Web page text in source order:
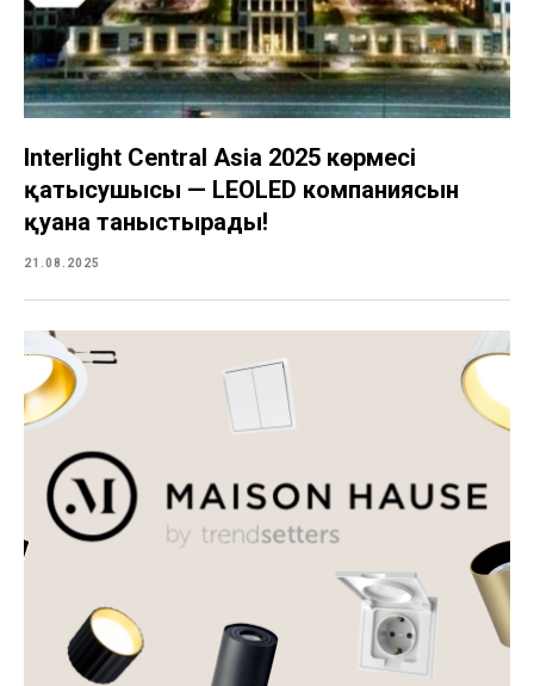
Interlight Central Asia 2025 көрмесі
қатысушысы — LEOLED компаниясын
қуана таныстырады!
21.08.2025